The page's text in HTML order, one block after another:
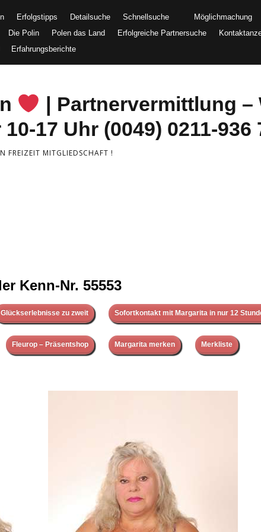
Erfolgstipps Detailsuche Schnellsuche
Möglichmachung
Die Polin Polen das Land Erfolgreiche Partnersuche
Erfahrungsberichte
| Partnervermittlung –
17 Uhr (0049) 0211-936
FREIZEIT MITGLIEDSCHAFT !
Kenn-Nr. 55553
Glückserlebnisse zu zweit Sofortkontakt mit Margarita in nur 12
Fleurop – Präsentshop Margarita merken Merkliste